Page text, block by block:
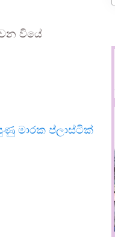
වන වියේ
මාරක ප්ලාස්ටික්